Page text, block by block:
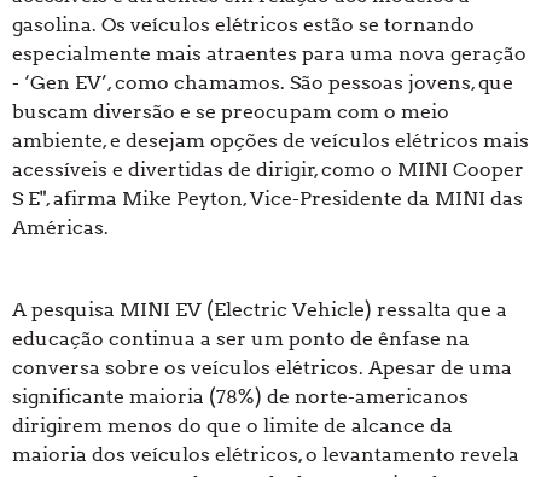
gasolina. Os veículos elétricos estão se tornando
especialmente mais atraentes para uma nova geração
- ‘Gen EV’, como chamamos. São pessoas jovens, que
buscam diversão e se preocupam com o meio
ambiente, e desejam opções de veículos elétricos mais
acessíveis e divertidas de dirigir, como o MINI Cooper
S E", afirma Mike Peyton, Vice-Presidente da MINI das
Américas.
A pesquisa MINI EV (Electric Vehicle) ressalta que a
educação continua a ser um ponto de ênfase na
conversa sobre os veículos elétricos. Apesar de uma
significante maioria (78%) de norte-americanos
dirigirem menos do que o limite de alcance da
maioria dos veículos elétricos, o levantamento revela